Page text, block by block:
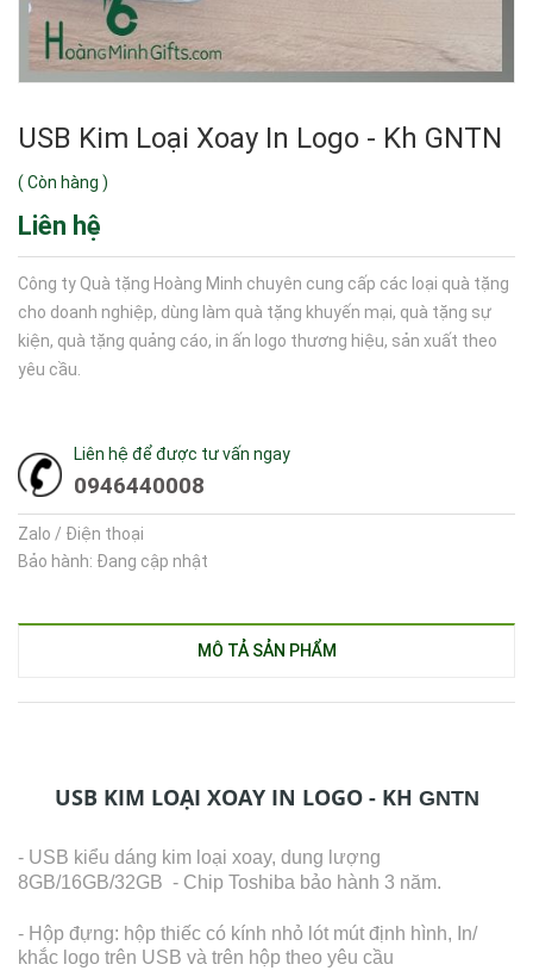
USB Kim Loại Xoay In Logo - Kh GNTN
( Còn hàng )
Liên hệ
Công ty Quà tặng Hoàng Minh chuyên cung cấp các loại quà tặng
cho doanh nghiệp, dùng làm quà tặng khuyến mại, quà tặng sự
kiện, quà tặng quảng cáo, in ấn logo thương hiệu, sản xuất theo
yêu cầu.
Liên hệ để được tư vấn ngay
0946440008
Zalo / Điện thoại
Bảo hành: Đang cập nhật
MÔ TẢ SẢN PHẨM
USB KIM LOẠI XOAY IN LOGO - KH GNTN
- USB kiểu dáng kim loại xoay, dung lượng
8GB/16GB/32GB - Chip Toshiba bảo hành 3 năm.
- Hộp đựng: hộp thiếc có kính nhỏ lót mút định hình, In/
khắc logo trên USB và trên hộp theo yêu cầu